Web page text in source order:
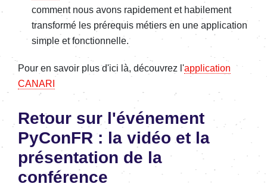
comment nous avons rapidement et habilement
transformé les prérequis métiers en une application
simple et fonctionnelle.
Pour en savoir plus d'ici là, découvrez l'application
CANARI
Retour sur l'événement
PyConFR : la vidéo et la
présentation de la
conférence